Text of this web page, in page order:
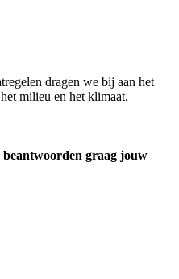
dragen we bij aan het
milieu en het klimaat.
graag jouw